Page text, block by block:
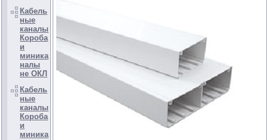
Кабель
ные
каналы
Короба
и
миника
налы
не ОКЛ
Кабель
ные
каналы
Короба
и
миника